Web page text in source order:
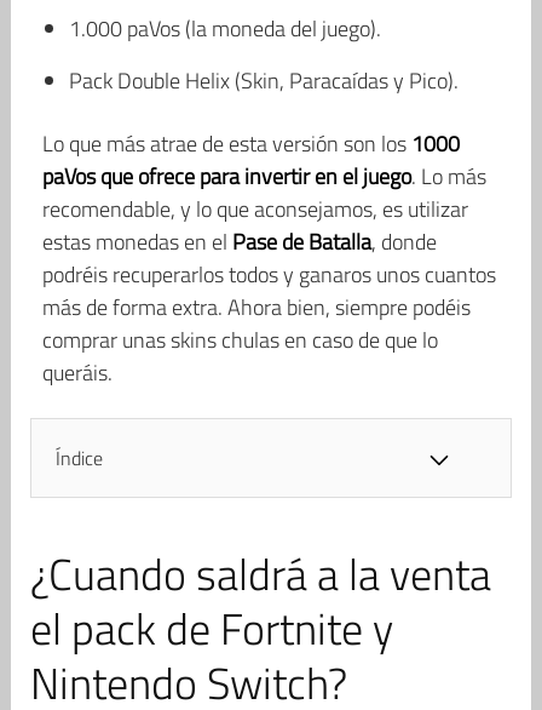
1.000 paVos (la moneda del juego).
Pack Double Helix (Skin, Paracaídas y Pico).
Lo que más atrae de esta versión son los 1000
paVos que ofrece para invertir en el juego. Lo más
recomendable, y lo que aconsejamos, es utilizar
estas monedas en el Pase de Batalla, donde
podréis recuperarlos todos y ganaros unos cuantos
más de forma extra. Ahora bien, siempre podéis
comprar unas skins chulas en caso de que lo
queráis.
Índice
¿Cuando saldrá a la venta
el pack de Fortnite y
Nintendo Switch?